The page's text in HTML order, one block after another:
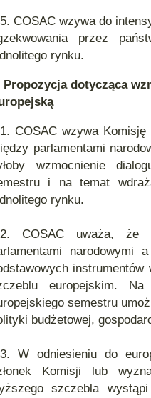
COSAC wzywa do
przez
rynku.
Propozycja dotycząca
COSAC wzywa
parlamentami
wzmocnienie
i na temat
rynku.
COSAC uważa, że
narodowymi
europejskim.
semestru
budżetowej,
W odniesieniu do
Komisji lub
szczebla